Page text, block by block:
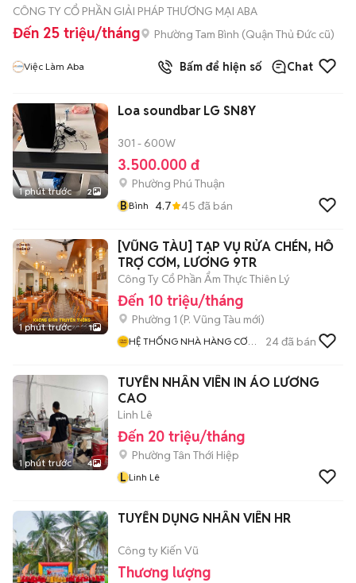
CÔNG TY CỔ PHẦN GIẢI PHÁP THƯƠNG MẠI ABA
Đến 25 triệu/tháng Phường Tam Bình (Quận Thủ Đức cũ)
Việc Làm Aba Bấm để hiện số Chat
1 phút trước 2
Loa soundbar LG SN8Y
301 - 600W
3.500.000 đ
Phường Phú Thuận
BBình 4.7 45 đã bán
1 phút trước 1
[VŨNG TÀU] TẠP VỤ RỬA CHÉN, HỖ
TRỢ CƠM, LƯƠNG 9TR
Công Ty Cổ Phần Ẩm Thực Thiên Lý
Đến 10 triệu/tháng
Phường 1 (P. Vũng Tàu mới)
HỆ THỐNG NHÀ HÀNG CƠM
24đã bán
1 phút trước 4
TUYỂN NHÂN VIÊN IN ÁO LƯƠNG
CAO
Linh Lê
Đến 20 triệu/tháng
Phường Tân Thới Hiệp
L Linh Lê
TUYỂN DỤNG NHÂN VIÊN HR
Công ty Kiến Vũ
Thương lượng